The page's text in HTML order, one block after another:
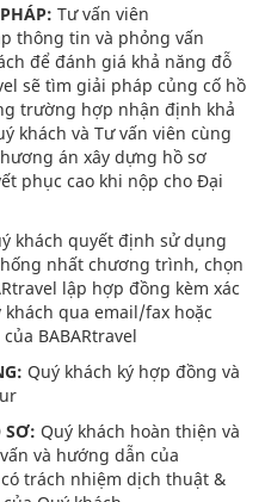
Tư vấn viên
thông tin và phỏng vấn
để đánh giá khả năng đỗ
sẽ tìm giải pháp củng cố hồ
trường hợp nhận định khả
khách và Tư vấn viên cùng
án xây dựng hồ sơ
phục cao khi nộp cho Đại
khách quyết định sử dụng
nhất chương trình, chọn
lập hợp đồng kèm xác
qua email/fax hoặc
BABARtravel
Quý khách ký hợp đồng và
SƠ: Quý khách hoàn thiện và
và hướng dẫn của
có trách nhiệm dịch thuật &